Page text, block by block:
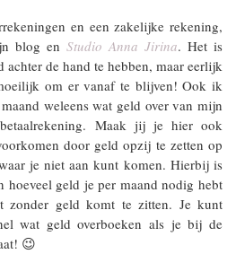
en een zakelijke rekening,
blog en Studio Anna Jirina. Het is
de hand te hebben, maar eerlijk
om er vanaf te blijven! Ook ik
weleens wat geld over van mijn
Maak jij je hier ook
door geld opzij te zetten op
je niet aan kunt komen. Hierbij is
hoeveel geld je per maand nodig hebt
zonder geld komt te zitten. Je kunt
wat geld overboeken als je bij de
😉